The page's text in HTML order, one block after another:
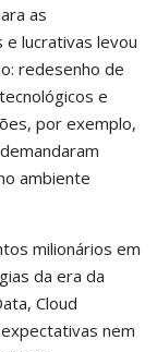
as
lucrativas levou
redesenho de
e
por exemplo,
ambiente
milionários em
da era da
Cloud
nem